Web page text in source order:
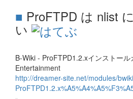
■ ProFTPD は nlist
い
B-Wiki - ProFTPD1.2.xインストー
Entertainment
http://dreamer-site.net/modules/